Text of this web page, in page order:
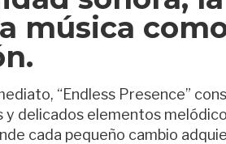
música
“Endless Presence”
delicados elementos
cada pequeño cambio